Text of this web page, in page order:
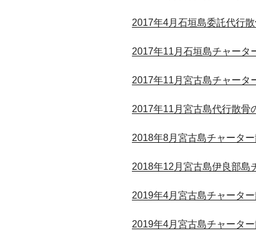
2017年4月石垣島委託代行
2017年11月石垣島チャータ
2017年11月宮古島チャータ
2017年11月宮古島代行散骨
2018年8月宮古島チャータ
2018年12月宮古島伊良部島
2019年4月宮古島チャータ
2019年4月宮古島チャータ